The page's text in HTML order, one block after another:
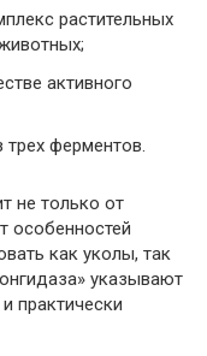
растительных
активного
трех ферментов.
не только от
особенностей
как уколы, так
указывают
практически